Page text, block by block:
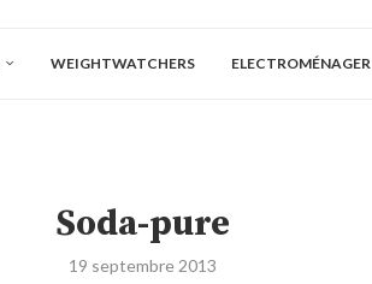
WEIGHTWATCHERS ELECTROMÉNAGER
Soda-pure
19 septembre 2013